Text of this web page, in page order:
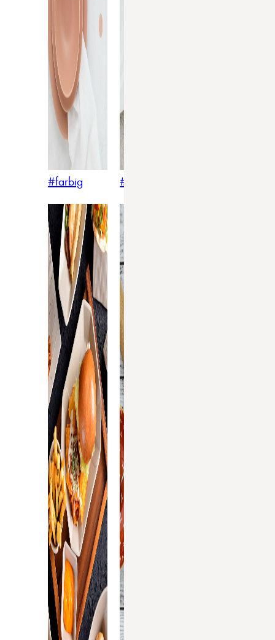
#farbig #weiss